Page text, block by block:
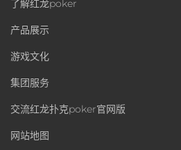
了解红龙poker
产品展示
游戏文化
集团服务
交流红龙扑克poker官网版
网站地图